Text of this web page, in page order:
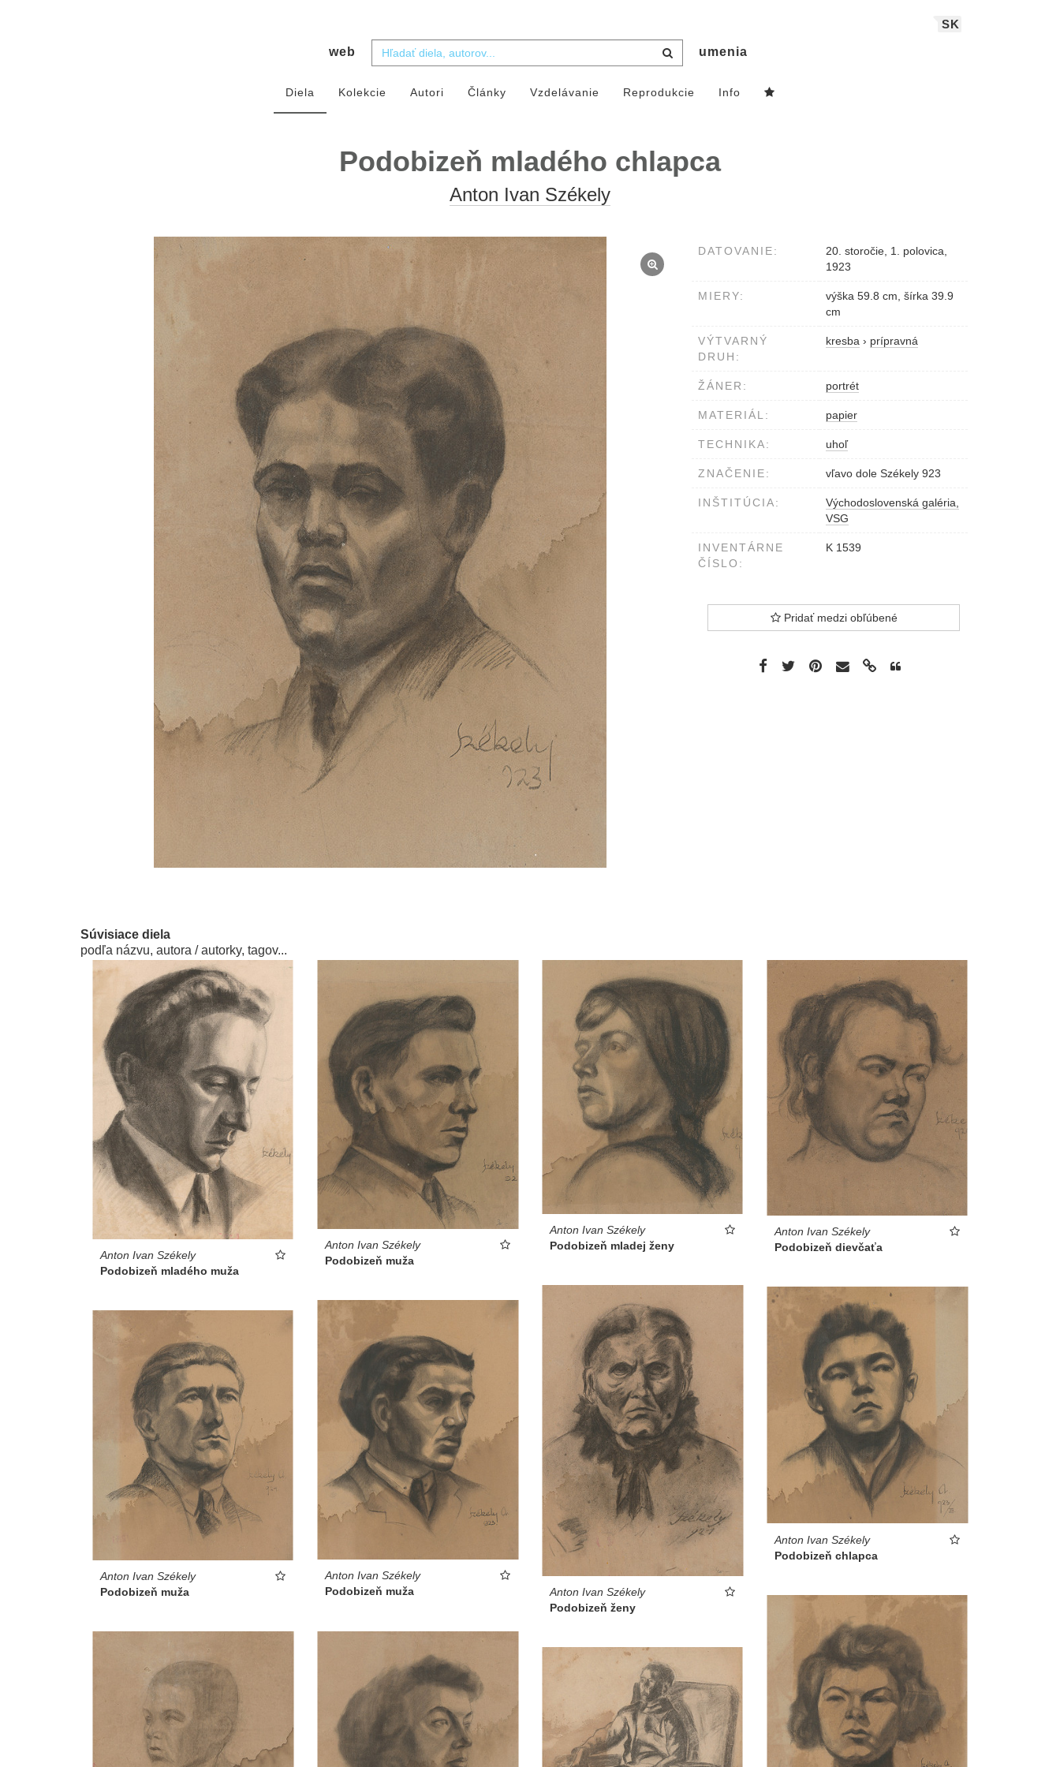
SK
web umenia
Diela Kolekcie Autori Články Vzdelávanie Reprodukcie Info
Podobizeň mladého chlapca
Anton Ivan Székely
DATOVANIE:
20. storočie, 1. polovica,
1923
MIERY:
výška 59.8 cm, šírka 39.9
cm
VÝTVARNÝ
DRUH:
kresba › prípravná
ŽÁNER: portrét
MATERIÁL: papier
TECHNIKA: uhoľ
ZNAČENIE: vľavo dole Székely 923
INŠTITÚCIA:
Východoslovenská galéria,
VSG
INVENTÁRNE
ČÍSLO:
K 1539
Pridať medzi obľúbené
Súvisiace diela
podľa názvu, autora / autorky, tagov...
Anton Ivan Székely
Podobizeň mladého muža
Anton Ivan Székely
Podobizeň muža
Anton Ivan Székely
Podobizeň mladej ženy
Anton Ivan Székely
Podobizeň dievčaťa
Anton Ivan Székely
Podobizeň ženy
Anton Ivan Székely
Podobizeň chlapca
Anton Ivan Székely
Podobizeň muža
Anton Ivan Székely
Podobizeň muža